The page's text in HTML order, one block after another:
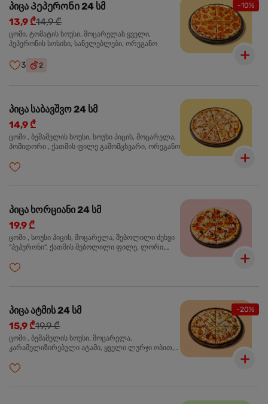
-10%
პიცა Პეპერონი 24 სმ
13,9 ₾14,9 ₾
ცომი, ტომატის სოუსი, მოცარელას ყველი,
პეპერონის სოსისი, სანელებლები, ორეგანო
3 2
პიცა საბავშვო 24 სმ
14,9 ₾
ცომი , ბეშამელის სოუსი, სოუსი პიცის, მოცარელა,
პომიდორი , ქათმის ფილე გამომცხვარი, ორეგანო
პიცა ხორციანი 24 სმ
19,9 ₾
ცომი , სოუსი პიცის, მოცარელა, შებოლილი ძეხვი
"პეპერონი", ქათმის შებოლილი ფილე, ლორი,
-20%
პიცა ატმის 24 სმ
15,9 ₾19,9 ₾
ცომი , ბეშამელის სოუსი, მოცარელა,
კარამელიზირებული ატამი, ყველი ლურჯი ობით,